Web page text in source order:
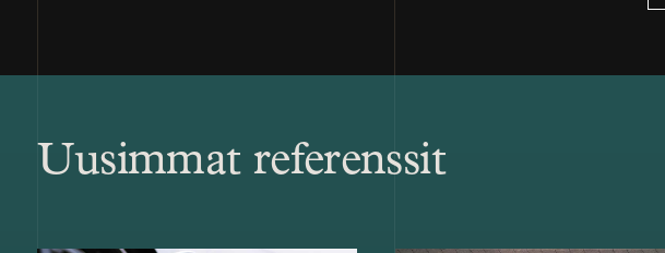
Uusimmat referenssit